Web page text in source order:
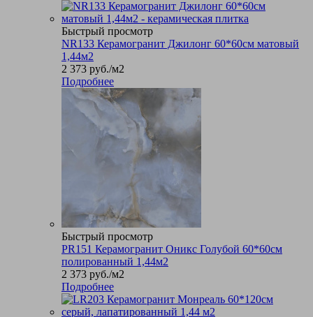
Быстрый просмотр
NR133 Керамогранит Джилонг 60*60см матовый
1,44м2
2 373 руб./м2
Подробнее
Быстрый просмотр
PR151 Керамогранит Оникс Голубой 60*60см
полированный 1,44м2
2 373 руб./м2
Подробнее